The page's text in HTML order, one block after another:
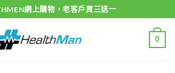
網上購物，老客戶買三送一
0